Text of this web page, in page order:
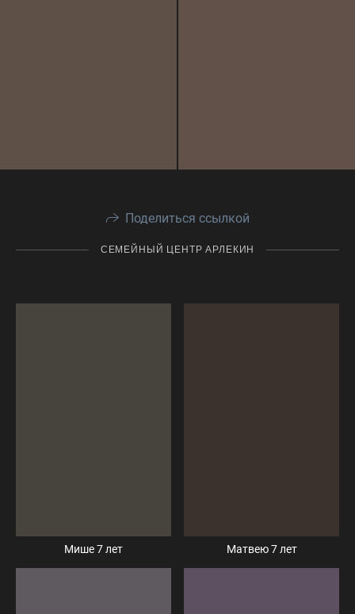
Поделиться ссылкой
СЕМЕЙНЫЙ ЦЕНТР АРЛЕКИН
Мише 7 лет Матвею 7 лет